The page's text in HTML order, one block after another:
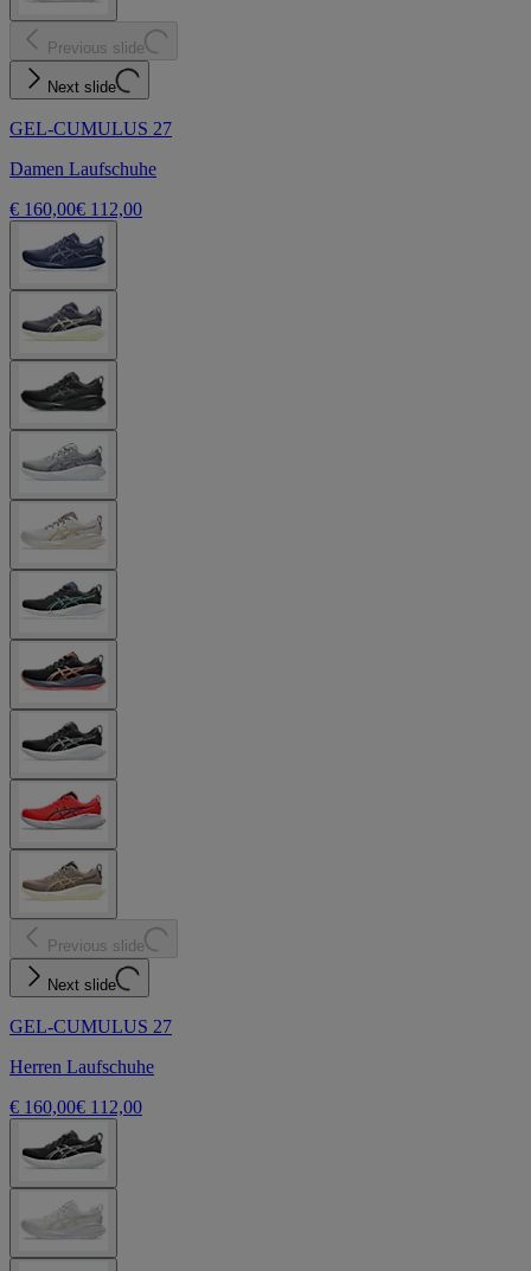
Previous slide
Next slide
GEL-CUMULUS 27
Damen Laufschuhe
€ 160,00€ 112,00
Previous slide
Next slide
GEL-CUMULUS 27
Herren Laufschuhe
€ 160,00€ 112,00